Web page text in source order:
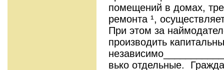
помещений в домах,
ремонта ¹,
При этом за
производить
вько отдельные.